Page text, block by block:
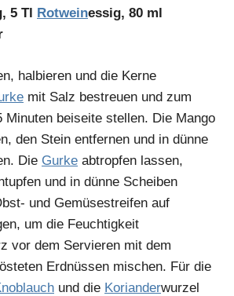
5 Tl Rotweinessig, 80 ml
halbieren und die Kerne
mit Salz bestreuen und zum
Minuten beiseite stellen. Die Mango
den Stein entfernen und in dünne
Die Gurke abtropfen lassen,
und in dünne Scheiben
und Gemüsestreifen auf
um die Feuchtigkeit
vor dem Servieren mit dem
Erdnüssen mischen. Für die
und die Korianderwurzel